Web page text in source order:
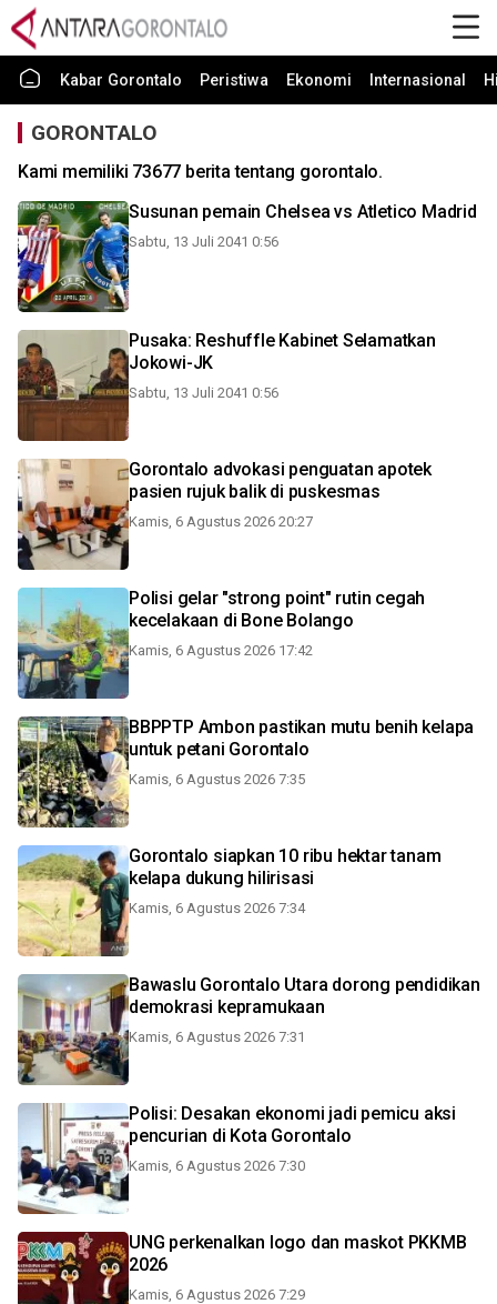
Kabar Gorontalo Peristiwa Ekonomi Internasional
GORONTALO
Kami memiliki 73677 berita tentang gorontalo.
Susunan pemain Chelsea vs Atletico Madrid
Sabtu, 13 Juli 2041 0:56
Pusaka: Reshuffle Kabinet Selamatkan
Jokowi-JK
Sabtu, 13 Juli 2041 0:56
Gorontalo advokasi penguatan apotek
pasien rujuk balik di puskesmas
Kamis, 6 Agustus 2026 20:27
Polisi gelar "strong point" rutin cegah
kecelakaan di Bone Bolango
Kamis, 6 Agustus 2026 17:42
BBPPTP Ambon pastikan mutu benih kelapa
untuk petani Gorontalo
Kamis, 6 Agustus 2026 7:35
Gorontalo siapkan 10 ribu hektar tanam
kelapa dukung hilirisasi
Kamis, 6 Agustus 2026 7:34
Bawaslu Gorontalo Utara dorong pendidikan
demokrasi kepramukaan
Kamis, 6 Agustus 2026 7:31
Polisi: Desakan ekonomi jadi pemicu aksi
pencurian di Kota Gorontalo
Kamis, 6 Agustus 2026 7:30
UNG perkenalkan logo dan maskot PKKMB
2026
Kamis, 6 Agustus 2026 7:29